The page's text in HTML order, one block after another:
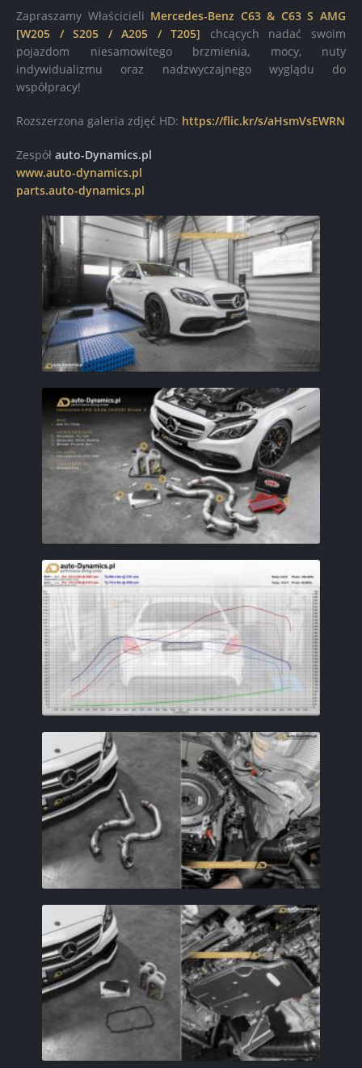
Zapraszamy Właścicieli Mercedes-Benz C63 & C63 S AMG
[W205 / S205 / A205 / T205] chcących nadać swoim
pojazdom niesamowitego brzmienia, mocy, nuty
indywidualizmu oraz nadzwyczajnego wyglądu do
współpracy!
Rozszerzona galeria zdjęć HD: https://flic.kr/s/aHsmVsEWRN
Zespół auto-Dynamics.pl
www.auto-dynamics.pl
parts.auto-dynamics.pl